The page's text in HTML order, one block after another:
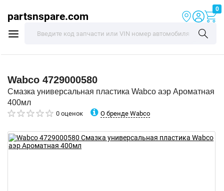
partsnspare.com
0
Wabco 4729000580
Смазка универсальная пластика Wabco аэр Ароматная
400мл
0 оценок О бренде Wabco